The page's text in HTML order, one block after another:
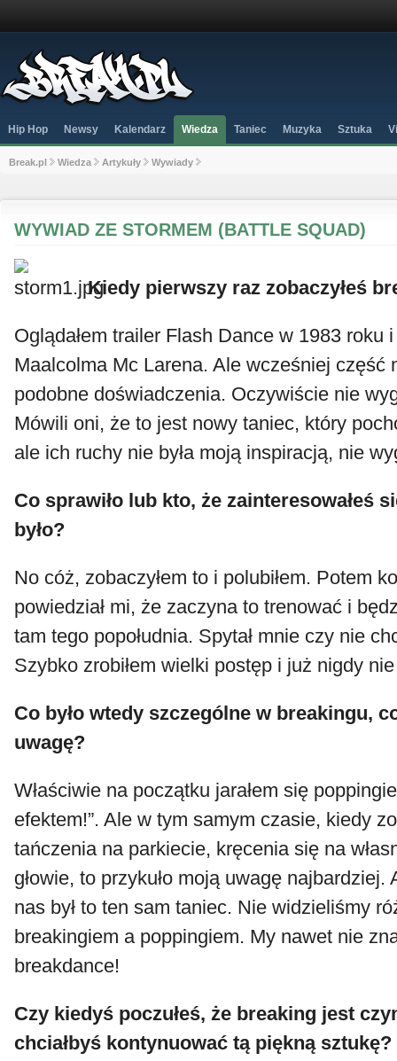
Hip Hop Newsy Kalendarz Wiedza Taniec Muzyka Sztuka
Break.pl Wiedza Artykuły Wywiady
WYWIAD ZE STORMEM (BATTLE SQUAD)
Kiedy pierwszy raz zobaczyłeś
Oglądałem trailer Flash Dance w 1983 roku
Maalcolma Mc Larena. Ale wcześniej część
podobne doświadczenia. Oczywiście nie
Mówili oni, że to jest nowy taniec, który
ale ich ruchy nie była moją inspiracją, nie
Co sprawiło lub kto, że zainteresowałeś
było?
No cóż, zobaczyłem to i polubiłem. Potem
powiedział mi, że zaczyna to trenować i
tam tego popołudnia. Spytał mnie czy nie
Szybko zrobiłem wielki postęp i już nigdy
Co było wtedy szczególne w breakingu,
uwagę?
Właściwie na początku jarałem się
efektem!”. Ale w tym samym czasie, kiedy
tańczenia na parkiecie, kręcenia się na
głowie, to przykuło moją uwagę
nas był to ten sam taniec. Nie widzieliśmy
breakingiem a poppingiem. My nawet nie
breakdance!
Czy kiedyś poczułeś, że breaking jest
chciałbyś kontynuować tą piękną sztukę?